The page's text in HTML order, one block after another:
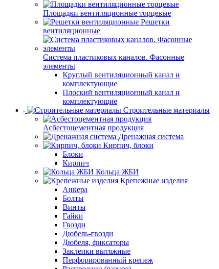
Площадки вентиляционные торцевые
Решетки
вентиляционные
Система пластиковых каналов. Фасонные
элементы
Круглый вентиляционный канал и
комплектующие
Плоский вентиляционный канал и
комплектующие
Строительные материалы
Асбестоцементная продукция
Дренажная система
Кирпич, блоки
Блоки
Кирпич
Кольца ЖБИ
Крепежные изделия
Анкера
Болты
Винты
Гайки
Гвозди
Дюбель-гвозди
Дюбеля, фиксаторы
Заклепки вытяжные
Перфорированный крепеж